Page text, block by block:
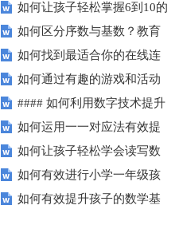
念？如何让孩子轻松掌握6到10的
数字读写？
如何区分序数与基数？教育
中这些知识点要知道！
如何找到最适合你的在线连
线游戏？
如何通过有趣的游戏和活动
提升孩子的数字顺序技能？
#### 如何利用数字技术提升
在线学习效果？
如何运用一一对应法有效提
升学习效率？
如何让孩子轻松学会读写数
字？试试这些有趣的方法！
如何有效进行小学一年级孩
子的数学练习？
如何有效提升孩子的数学基